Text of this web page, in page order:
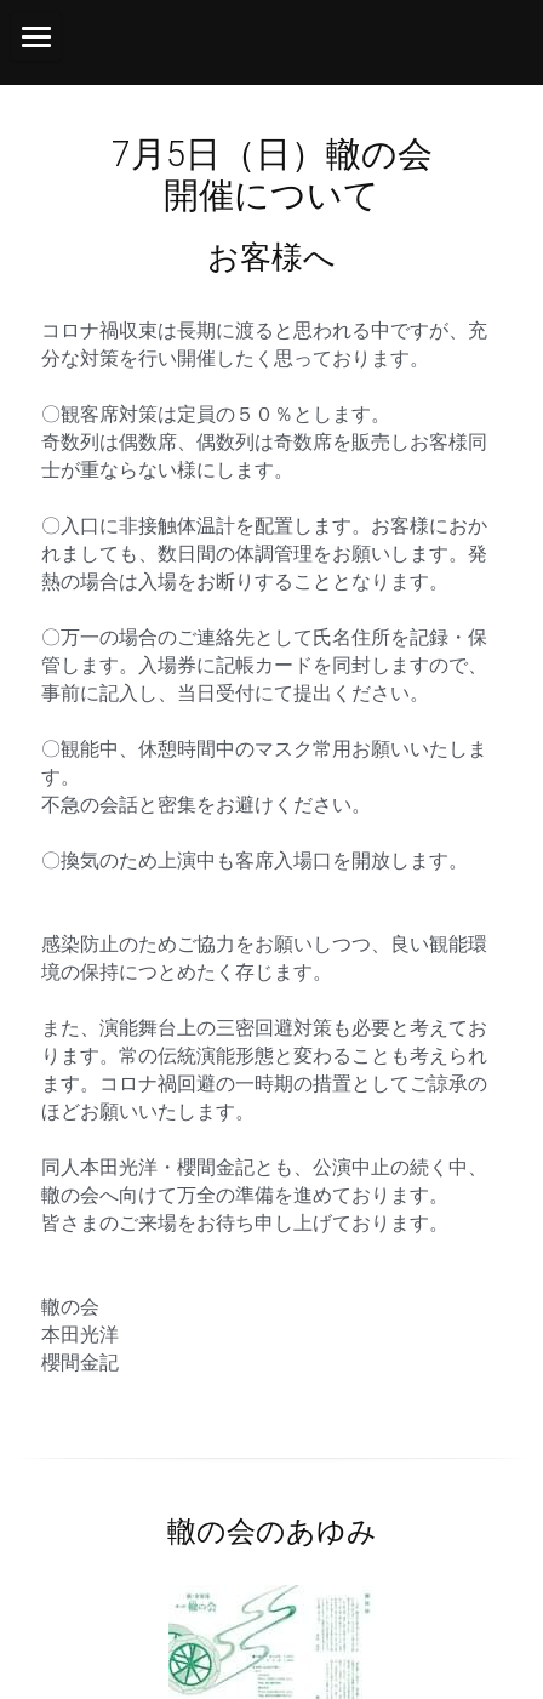
ホーム
スケジュール
櫻間金記乃會の活動
櫻間金記乃会について
個人情報の取扱いについて
著作／対談／舞台評
7月5日（日）轍の会
開催について
お客様へ
コロナ禍収束は長期に渡ると思われる中ですが、充
分な対策を行い開催したく思っております。​
〇観客席対策は定員の５０％とします。​
奇数列は偶数席、偶数列は奇数席を販売しお客様同
士が重ならない様にします。​
〇入口に非接触体温計を配置します。お客様におか
れましても、数日間の体調管理をお願いします。発
熱の場合は入場をお断りすることとなります。​
〇万一の場合のご連絡先として氏名住所を記録・保
管します。入場券に記帳カードを同封しますので、
事前に記入し、当日受付にて提出ください。​
〇観能中、休憩時間中のマスク常用お願いいたしま
す。​
不急の会話と密集をお避けください。​
〇換気のため上演中も客席入場口を開放します。​
感染防止のためご協力をお願いしつつ、良い観能環
境の保持につとめたく存じます。​
また、演能舞台上の三密回避対策も必要と考えてお
ります。常の伝統演能形態と変わることも考えられ
ます。コロナ禍回避の一時期の措置としてご諒承の
ほどお願いいたします。​
同人本田光洋・櫻間金記とも、公演中止の続く中、
轍の会へ向けて万全の準備を進めております。​
皆さまのご来場をお待ち申し上げております。​
轍の会​
本田光洋​
櫻間金記
轍の会のあゆみ